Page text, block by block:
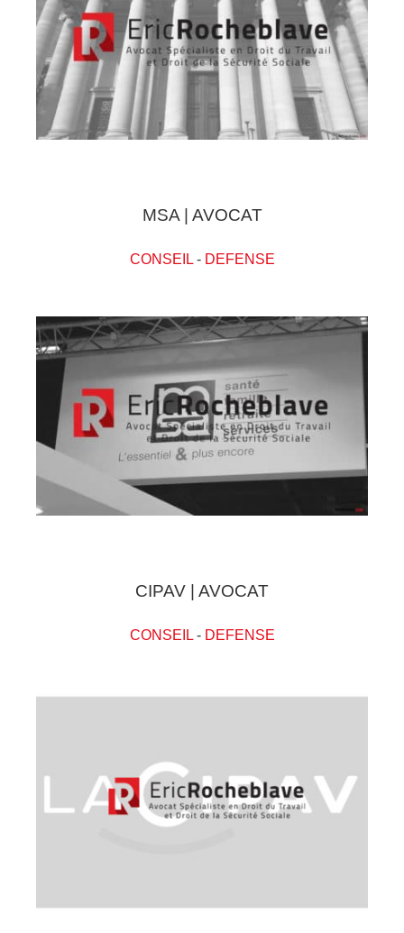
MSA | AVOCAT
CONSEIL- DEFENSE
CIPAV | AVOCAT
CONSEIL- DEFENSE